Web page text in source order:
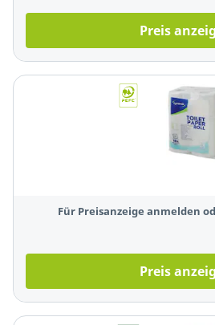
Preis
Für Preisanzeige anmelden
Preis